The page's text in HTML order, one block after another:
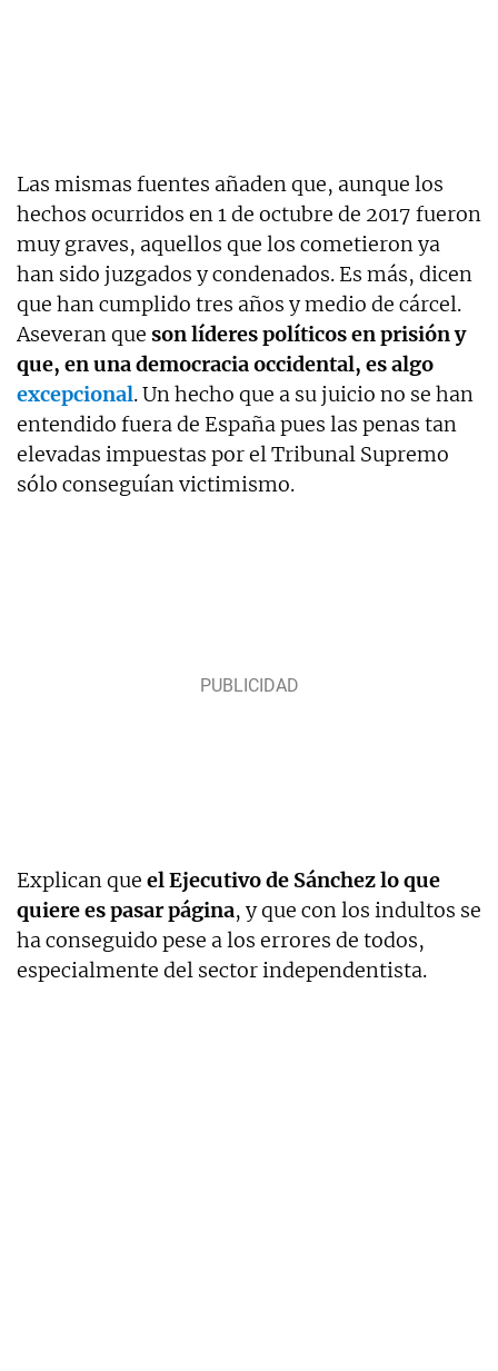
Las mismas fuentes añaden que, aunque los
hechos ocurridos en 1 de octubre de 2017 fueron
muy graves, aquellos que los cometieron ya
han sido juzgados y condenados. Es más, dicen
que han cumplido tres años y medio de cárcel.
Aseveran que son líderes políticos en prisión y
que, en una democracia occidental, es algo
excepcional. Un hecho que a su juicio no se han
entendido fuera de España pues las penas tan
elevadas impuestas por el Tribunal Supremo
sólo conseguían victimismo.
Explican que el Ejecutivo de Sánchez lo que
quiere es pasar página, y que con los indultos se
ha conseguido pese a los errores de todos,
especialmente del sector independentista.